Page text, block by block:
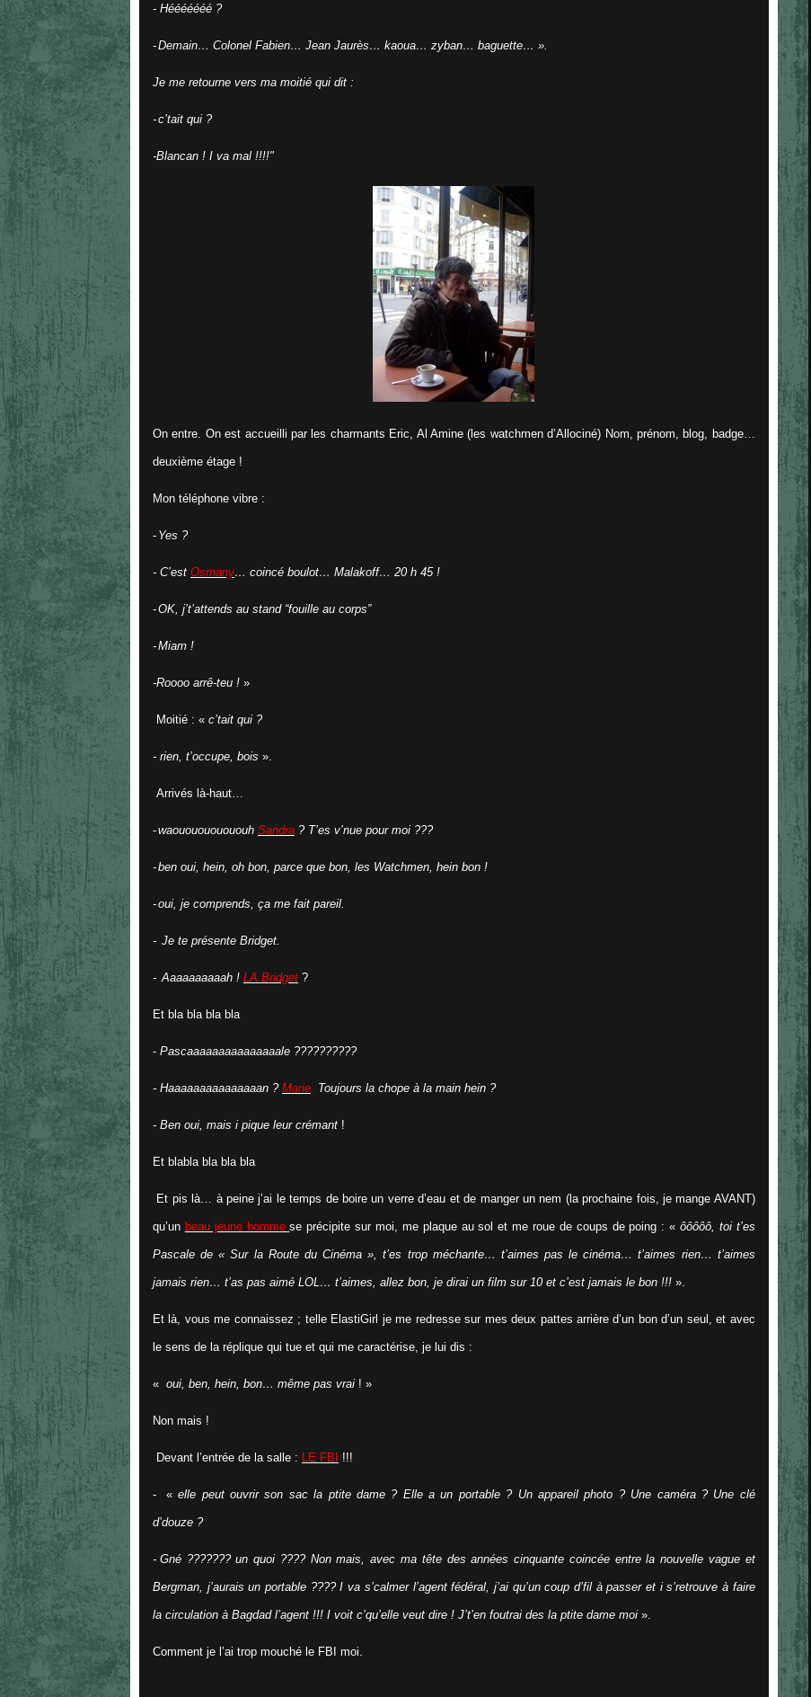
- Hééééééé ?
-Demain… Colonel Fabien… Jean Jaurès… kaoua… zyban… baguette… ».
Je me retourne vers ma moitié qui dit :
-c’tait qui ?
-Blancan ! I va mal !!!!"
On entre. On est accueilli par les charmants Eric, Al Amine (les watchmen d’Allociné) Nom, prénom, blog, badge…
deuxième étage !
Mon téléphone vibre :
- Yes ?
- C’est Osmany… coincé boulot… Malakoff… 20 h 45 !
-OK, j’t’attends au stand “fouille au corps”
-Miam !
-Roooo arrê-teu ! »
Moitié : « c’tait qui ?
- rien, t’occupe, bois ».
Arrivés là-haut…
-waououououououh Sandra ? T’es v’nue pour moi ???
-ben oui, hein, oh bon, parce que bon, les Watchmen, hein bon !
-oui, je comprends, ça me fait pareil.
- Je te présente Bridget.
- Aaaaaaaaaah ! LA Bridget ?
Et bla bla bla bla
- Pascaaaaaaaaaaaaaaale ??????????
- Haaaaaaaaaaaaaaan ? Marie. Toujours la chope à la main hein ?
- Ben oui, mais i pique leur crémant !
Et blabla bla bla bla
Et pis là… à peine j’ai le temps de boire un verre d’eau et de manger un nem (la prochaine fois, je mange AVANT)
qu’un beau jeune hommese précipite sur moi, me plaque au sol et me roue de coups de poing : «ôôôôô, toi t’es
Pascale de « Sur la Route du Cinéma », t’es trop méchante… t’aimes pas le cinéma… t’aimes rien… t’aimes
jamais rien… t’as pas aimé LOL… t’aimes, allez bon, je dirai un film sur 10 et c’est jamais le bon !!! ».
Et là, vous me connaissez ; telle ElastiGirl je me redresse sur mes deux pattes arrière d’un bon d’un seul, et avec
le sens de la réplique qui tue et qui me caractérise, je lui dis :
« oui, ben, hein, bon… même pas vrai ! »
Non mais !
Devant l’entrée de la salle : LE FBI !!!
- «elle peut ouvrir son sac la ptite dame ? Elle a un portable ? Un appareil photo ? Une caméra ? Une clé
d’douze ?
- Gné ??????? un quoi ???? Non mais, avec ma tête des années cinquante coincée entre la nouvelle vague et
Bergman, j’aurais un portable ???? I va s’calmer l’agent fédéral, j’ai qu’un coup d’fil à passer et i s’retrouve à faire
la circulation à Bagdad l’agent !!! I voit c’qu’elle veut dire ! J’t’en foutrai des la ptite dame moi ».
Comment je l’ai trop mouché le FBI moi.